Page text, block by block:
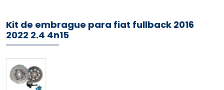
Kit de embrague para fiat fullback 2016
2022 2.4 4n15